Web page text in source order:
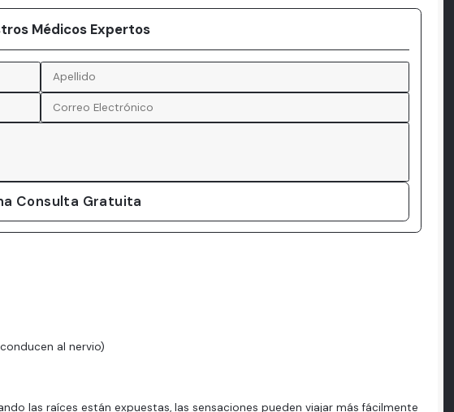
Médicos Expertos
Consulta Gratuita
al nervio)
las raíces están expuestas, las sensaciones pueden viajar más fácilmente